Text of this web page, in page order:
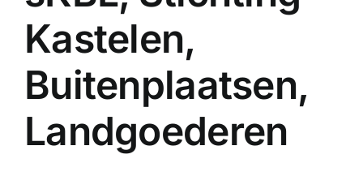
Kastelen,
Buitenplaatsen,
Landgoederen